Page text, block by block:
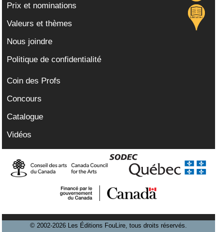
Prix et nominations
Valeurs et thèmes
Nous joindre
Politique de confidentialité
Coin des Profs
Concours
Catalogue
Vidéos
© 2002-2026 Les Éditions FouLire, tous droits réservés.